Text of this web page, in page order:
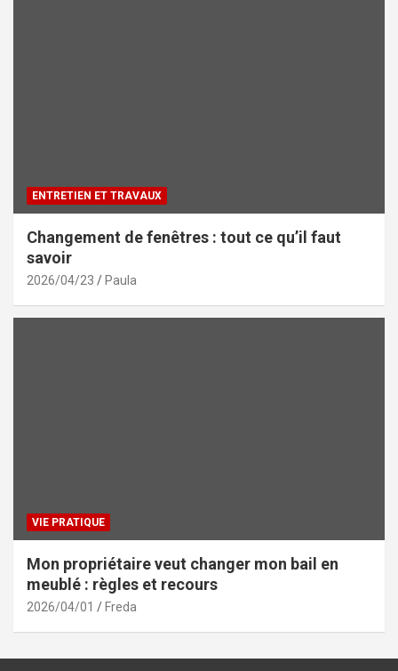
ENTRETIEN ET TRAVAUX
Changement de fenêtres : tout ce qu’il faut
savoir
2026/04/23 Paula
VIE PRATIQUE
Mon propriétaire veut changer mon bail en
meublé : règles et recours
2026/04/01 Freda